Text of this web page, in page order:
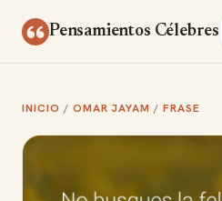
Pensamientos Célebres
INICIO / OMAR JAYAM /FRASE